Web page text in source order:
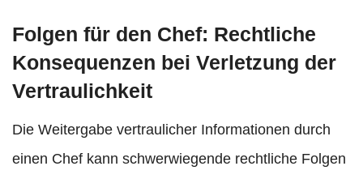
Folgen für den Chef: Rechtliche
Konsequenzen bei Verletzung der
Vertraulichkeit
Die Weitergabe vertraulicher Informationen durch
einen Chef kann schwerwiegende rechtliche Folgen